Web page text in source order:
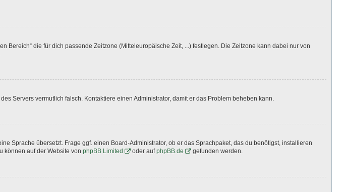
die für dich passende Zeitzone (Mitteleuropäische Zeit, ...) festlegen. Die Zeitzone kann dabei nur von
Servers vermutlich falsch. Kontaktiere einen Administrator, damit er das Problem beheben kann.
Sprache übersetzt. Frage ggf. einen Board-Administrator, ob er das Sprachpaket, das du benötigst, installieren
können auf der Website von phpBB Limited oder aufphpBB.de gefunden werden.